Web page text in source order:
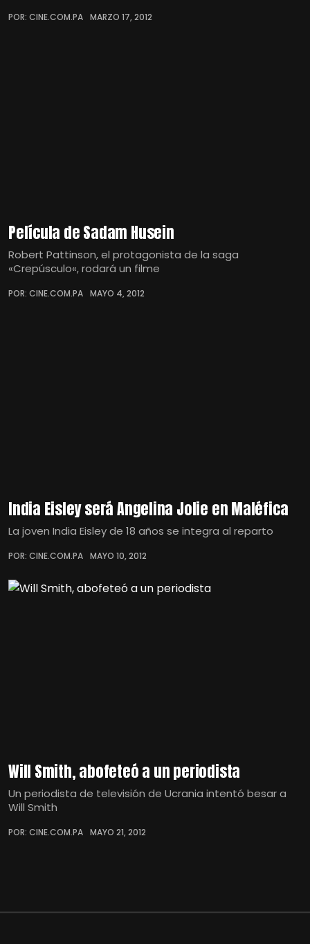
POR: CINE.COM.PA MARZO 17, 2012
Película de Sadam Husein
Robert Pattinson, el protagonista de la saga
«Crepúsculo«, rodará un filme
POR: CINE.COM.PA MAYO 4, 2012
India Eisley será Angelina Jolie en Maléfica
La joven India Eisley de 18 años se integra al reparto
POR: CINE.COM.PA MAYO 10, 2012
Will Smith, abofeteó a un periodista
Un periodista de televisión de Ucrania intentó besar a
Will Smith
POR: CINE.COM.PA MAYO 21, 2012